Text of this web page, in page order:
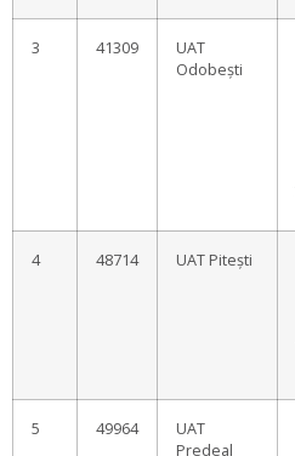
3 41309
UAT
Odobești
4 48714 UAT Pitești
5 49964
UAT
Predeal